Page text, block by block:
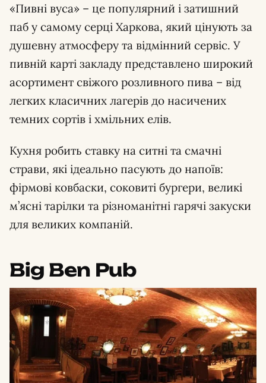
«Пивні вуса» – це популярний і затишний
паб у самому серці Харкова, який цінують за
душевну атмосферу та відмінний сервіс. У
пивній карті закладу представлено широкий
асортимент свіжого розливного пива – від
легких класичних лагерів до насичених
темних сортів і хмільних елів.
Кухня робить ставку на ситні та смачні
страви, які ідеально пасують до напоїв:
фірмові ковбаски, соковиті бургери, великі
м’ясні тарілки та різноманітні гарячі закуски
для великих компаній.
Big Ben Pub